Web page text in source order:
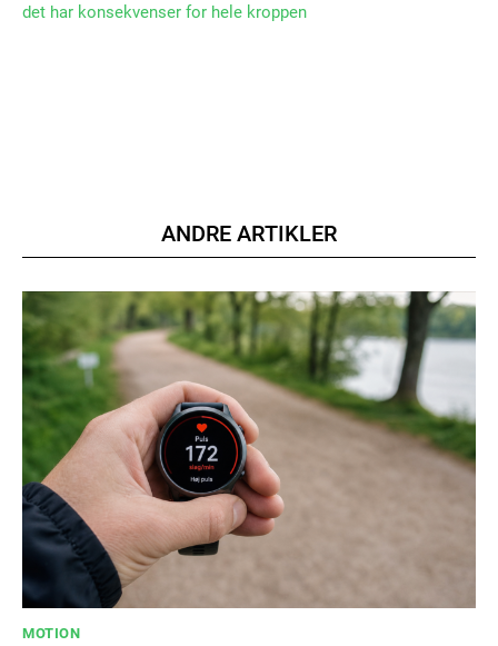
det har konsekvenser for hele kroppen
ANDRE ARTIKLER
MOTION